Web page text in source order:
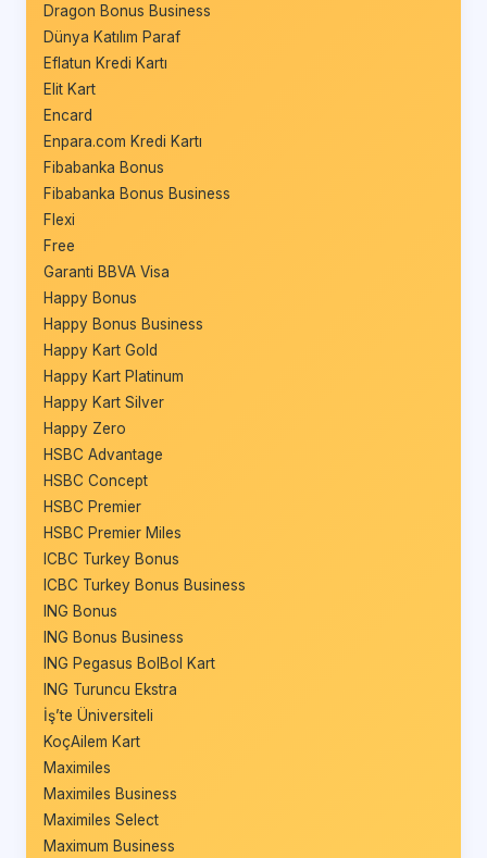
Dragon Bonus Business
Dünya Katılım Paraf
Eflatun Kredi Kartı
Elit Kart
Encard
Enpara.com Kredi Kartı
Fibabanka Bonus
Fibabanka Bonus Business
Flexi
Free
Garanti BBVA Visa
Happy Bonus
Happy Bonus Business
Happy Kart Gold
Happy Kart Platinum
Happy Kart Silver
Happy Zero
HSBC Advantage
HSBC Concept
HSBC Premier
HSBC Premier Miles
ICBC Turkey Bonus
ICBC Turkey Bonus Business
ING Bonus
ING Bonus Business
ING Pegasus BolBol Kart
ING Turuncu Ekstra
İş’te Üniversiteli
KoçAilem Kart
Maximiles
Maximiles Business
Maximiles Select
Maximum Business